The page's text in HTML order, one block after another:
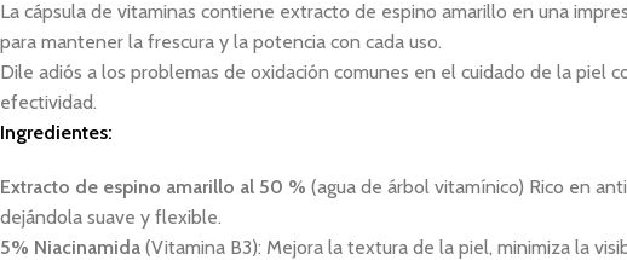
La cápsula de vitaminas contiene extracto de espino amarillo en una
para mantener la frescura y la potencia con cada uso.
Dile adiós a los problemas de oxidación comunes en el cuidado de la piel
efectividad.
Ingredientes:
Extracto de espino amarillo al 50 % (agua de árbol vitamínico) Rico en
dejándola suave y flexible.
5% Niacinamida (Vitamina B3): Mejora la textura de la piel, minimiza la